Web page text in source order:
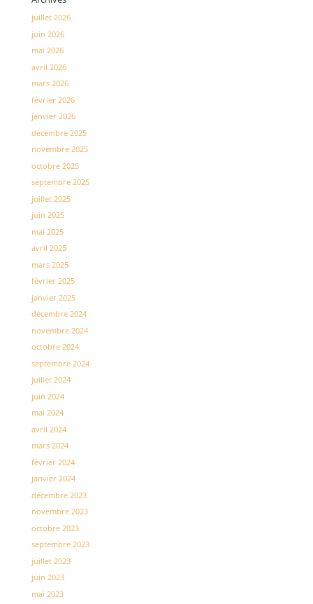
juillet 2026
juin 2026
mai 2026
avril 2026
mars 2026
février 2026
janvier 2026
décembre 2025
novembre 2025
octobre 2025
septembre 2025
juillet 2025
juin 2025
mai 2025
avril 2025
mars 2025
février 2025
janvier 2025
décembre 2024
novembre 2024
octobre 2024
septembre 2024
juillet 2024
juin 2024
mai 2024
avril 2024
mars 2024
février 2024
janvier 2024
décembre 2023
novembre 2023
octobre 2023
septembre 2023
juillet 2023
juin 2023
mai 2023